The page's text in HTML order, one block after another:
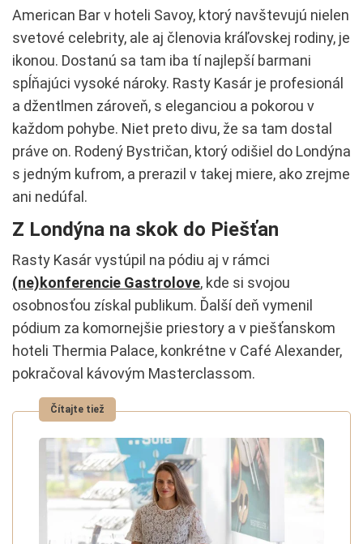
American Bar v hoteli Savoy, ktorý navštevujú nielen
svetové celebrity, ale aj členovia kráľovskej rodiny, je
ikonou. Dostanú sa tam iba tí najlepší barmani
spĺňajúci vysoké nároky. Rasty Kasár je profesionál
a džentlmen zároveň, s eleganciou a pokorou v
každom pohybe. Niet preto divu, že sa tam dostal
práve on. Rodený Bystričan, ktorý odišiel do Londýna
s jedným kufrom, a prerazil v takej miere, ako zrejme
ani nedúfal.
Z Londýna na skok do Piešťan
Rasty Kasár vystúpil na pódiu aj v rámci
(ne)konferencie Gastrolove, kde si svojou
osobnosťou získal publikum. Ďalší deň vymenil
pódium za komornejšie priestory a v piešťanskom
hoteli Thermia Palace, konkrétne v Café Alexander,
pokračoval kávovým Masterclassom.